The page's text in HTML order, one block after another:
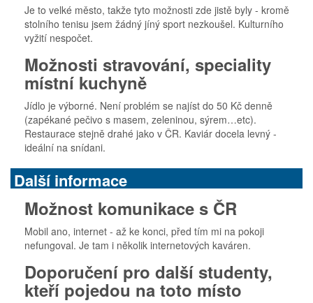
Je to velké město, takže tyto možnosti zde jistě byly - kromě
stolního tenisu jsem žádný jíný sport nezkoušel. Kulturního
vyžití nespočet.
Možnosti stravování, speciality
místní kuchyně
Jídlo je výborné. Není problém se najíst do 50 Kč denně
(zapékané pečivo s masem, zeleninou, sýrem…etc).
Restaurace stejně drahé jako v ČR. Kaviár docela levný -
ideální na snídani.
Další informace
Možnost komunikace s ČR
Mobil ano, internet - až ke konci, před tím mi na pokoji
nefungoval. Je tam i několik internetových kaváren.
Doporučení pro další studenty,
kteří pojedou na toto místo